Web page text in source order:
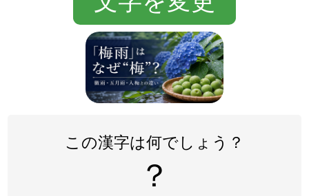
この漢字は何でしょう？
？